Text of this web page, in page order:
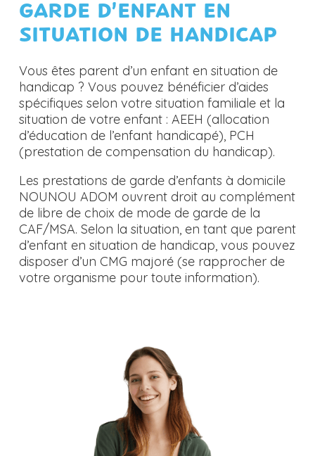
GARDE D’ENFANT EN
SITUATION DE HANDICAP
Vous êtes parent d’un enfant en situation de
handicap ? Vous pouvez bénéficier d’aides
spécifiques selon votre situation familiale et la
situation de votre enfant : AEEH (allocation
d’éducation de l’enfant handicapé), PCH
(prestation de compensation du handicap).
Les prestations de garde d’enfants à domicile
NOUNOU ADOM ouvrent droit au complément
de libre de choix de mode de garde de la
CAF/MSA. Selon la situation, en tant que parent
d’enfant en situation de handicap, vous pouvez
disposer d’un CMG majoré (se rapprocher de
votre organisme pour toute information).